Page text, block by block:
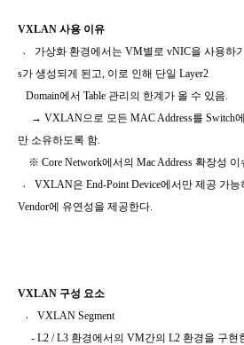
VXLAN 사용 이유
가상화 환경에서는 VM별로 vNIC을 사용하
s가 생성되게 된고, 이로 인해 단일 Layer2
Domain에서 Table 관리의 한계가 올 수 있음.
→ VXLAN으로 모든 MAC Address를 Switch
만 소유하도록 함.
※ Core Network에서의 Mac Address 확장성 이
〮 VXLAN은 End-Point Device에서만 제공 가
Vendor에 유연성을 제공한다.
VXLAN 구성 요소
〮 VXLAN Segment
- L2 / L3 환경에서의 VM간의 L2 환경을 구현